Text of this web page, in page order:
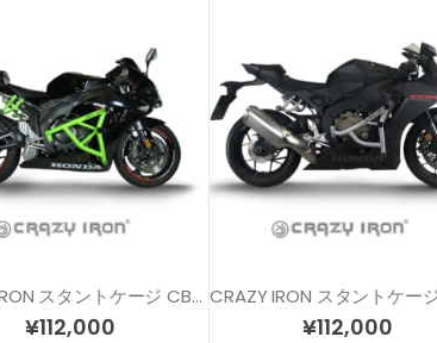
CRAZY IRON スタントケージ CBR1000RR (06-07)
¥112,000 ¥112,000